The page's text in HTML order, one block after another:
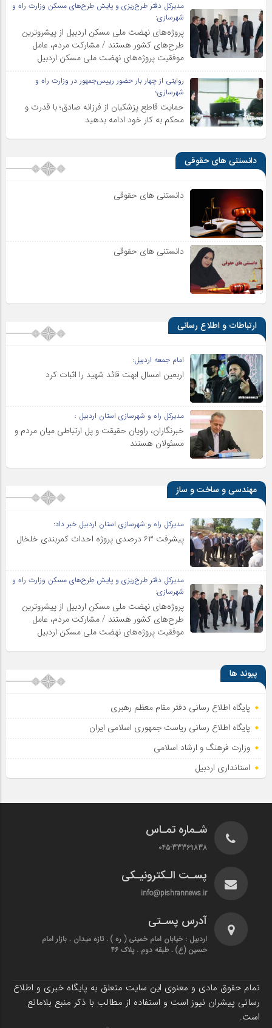
مدیرکل دفتر طرح‌ریزی و پایش طرح‌های مسکن وزارت راه و
شهرسازی:
پروژه‌های نهضت ملی مسکن اردبیل از پیشروترین
طرح‌های کشور هستند / مشارکت مردم، عامل
موفقیت پروژه‌های نهضت ملی مسکن اردبیل
روایتی از چهار بار حضور رییس‌جمهور در وزارت راه و
شهرسازی؛
حمایت قاطع پزشکیان از فرزانه صادق؛ با قدرت و
محکم به کار خود ادامه بدهید
دانستنی های حقوقی
دانستنی های حقوقی
دانستنی های حقوقی
ارتباطات و اطلاع رسانی
امام جمعه اردبیل:
اربعین امسال ابهت قائد شهید را اثبات کرد
مدیرکل راه و شهرسازی استان اردبیل :
خبرنگاران، راویان حقیقت و پل ارتباطی میان مردم و
مسئولان هستند
مهندسی و ساخت و ساز
مدیرکل راه و شهرسازی استان اردبیل خبر داد:
پیشرفت ۶۳ درصدی پروژه احداث کمربندی خلخال
مدیرکل دفتر طرح‌ریزی و پایش طرح‌های مسکن وزارت راه و
شهرسازی:
پروژه‌های نهضت ملی مسکن اردبیل از پیشروترین
طرح‌های کشور هستند / مشارکت مردم، عامل
موفقیت پروژه‌های نهضت ملی مسکن اردبیل
پیوند ها
پایگاه اطلاع رسانی دفتر مقام معظم رهبری
پایگاه اطلاع‌ رسانی ریاست‌ جمهوری اسلامی ایران
وزارت فرهنگ و ارشاد اسلامی
استانداری اردبیل
شـماره تمـاس
045-33369838
پسـت الـکترونیـکی
info@pishrannews.ir
آدرس پسـتی
اردبیل : خیابان امام خمینی ( ره ) . تازه میدان . بازار امام
حسین (ع) . طبقه دوم . پلاک 46
تمام حقوق مادی و معنوی این سایت متعلق به پایگاه خبری و اطلاع
رسانی پیشران نیوز است و استفاده از مطالب با ذکر منبع بلامانع
است.